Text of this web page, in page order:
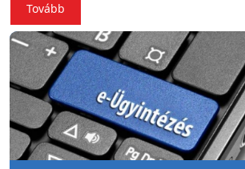
Tovább